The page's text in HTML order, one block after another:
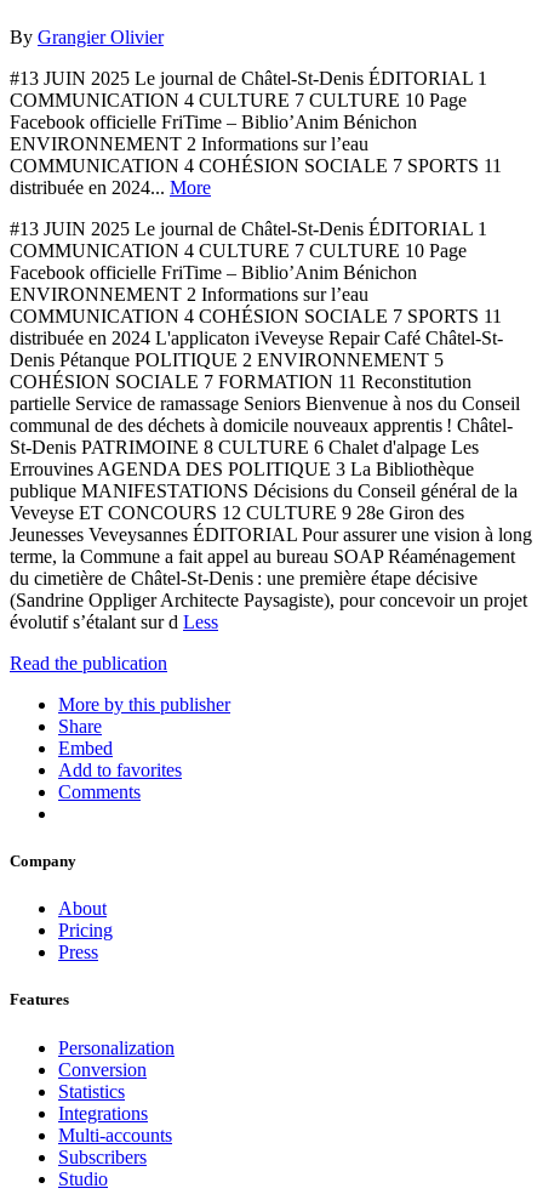
By Grangier Olivier
#13 JUIN 2025 Le journal de Châtel-St-Denis ÉDITORIAL 1
COMMUNICATION 4 CULTURE 7 CULTURE 10 Page
Facebook officielle FriTime – Biblio’Anim Bénichon
ENVIRONNEMENT 2 Informations sur l’eau
COMMUNICATION 4 COHÉSION SOCIALE 7 SPORTS 11
distribuée en 2024... More
#13 JUIN 2025 Le journal de Châtel-St-Denis ÉDITORIAL 1
COMMUNICATION 4 CULTURE 7 CULTURE 10 Page
Facebook officielle FriTime – Biblio’Anim Bénichon
ENVIRONNEMENT 2 Informations sur l’eau
COMMUNICATION 4 COHÉSION SOCIALE 7 SPORTS 11
distribuée en 2024 L'applicaton iVeveyse Repair Café Châtel-St-
Denis Pétanque POLITIQUE 2 ENVIRONNEMENT 5
COHÉSION SOCIALE 7 FORMATION 11 Reconstitution
partielle Service de ramassage Seniors Bienvenue à nos du Conseil
communal de des déchets à domicile nouveaux apprentis ! Châtel-
St-Denis PATRIMOINE 8 CULTURE 6 Chalet d'alpage Les
Errouvines AGENDA DES POLITIQUE 3 La Bibliothèque
publique MANIFESTATIONS Décisions du Conseil général de la
Veveyse ET CONCOURS 12 CULTURE 9 28e Giron des
Jeunesses Veveysannes ÉDITORIAL Pour assurer une vision à long
terme, la Commune a fait appel au bureau SOAP Réaménagement
du cimetière de Châtel-St-Denis : une première étape décisive
(Sandrine Oppliger Architecte Paysagiste), pour concevoir un projet
évolutif s’étalant sur d Less
Read the publication
More by this publisher
Share
Embed
Add to favorites
Comments
Company
About
Pricing
Press
Features
Personalization
Conversion
Statistics
Integrations
Multi-accounts
Subscribers
Studio